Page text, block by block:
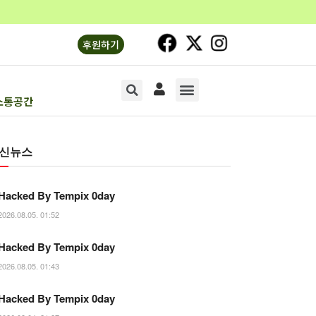
후원하기
통공간
뉴스
By Tempix 0day
01:52
By Tempix 0day
01:43
By Tempix 0day